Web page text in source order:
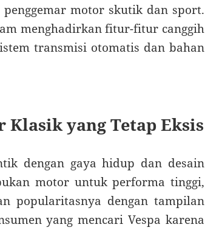
motor skutik dan sport.
menghadirkan fitur-fitur canggih
transmisi otomatis dan bahan
Klasik yang Tetap Eksis
dengan gaya hidup dan desain
motor untuk performa tinggi,
popularitasnya dengan tampilan
yang mencari Vespa karena